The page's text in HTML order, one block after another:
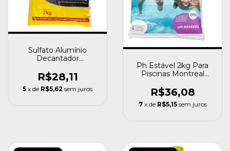
Sulfato Alumínio
Decantador
Genco 2kg
R$28,11
5 x de R$5,62 sem juros
Ph Estável 2kg Para
Piscinas Montreal
R$36,08
7 x de R$5,15 sem juros